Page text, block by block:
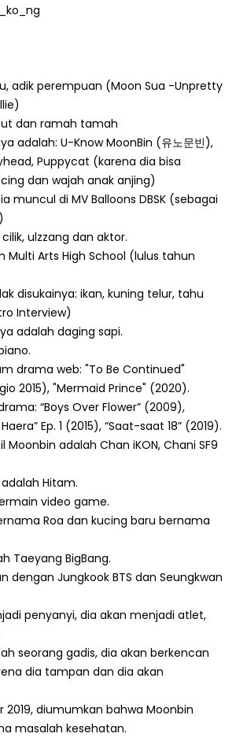
adik perempuan (Moon Sua -Unpretty
dan ramah tamah
adalah: U-Know MoonBin (유노문빈),
Puppycat (karena dia bisa
dan wajah anak anjing)
muncul di MV Balloons DBSK (sebagai
ulzzang dan aktor.
Multi Arts High School (lulus tahun
disukainya: ikan, kuning telur, tahu
Interview)
adalah daging sapi.
drama web: "To Be Continued"
2015), "Mermaid Prince" (2020).
“Boys Over Flower” (2009),
Ep. 1 (2015), “Saat-saat 18” (2019).
adalah Chan iKON, Chani SF9
Hitam.
video game.
Roa dan kucing baru bernama
Taeyang BigBang.
dengan Jungkook BTS dan Seungkwan
penyanyi, dia akan menjadi atlet,
seorang gadis, dia akan berkencan
dia tampan dan dia akan
2019, diumumkan bahwa Moonbin
masalah kesehatan.